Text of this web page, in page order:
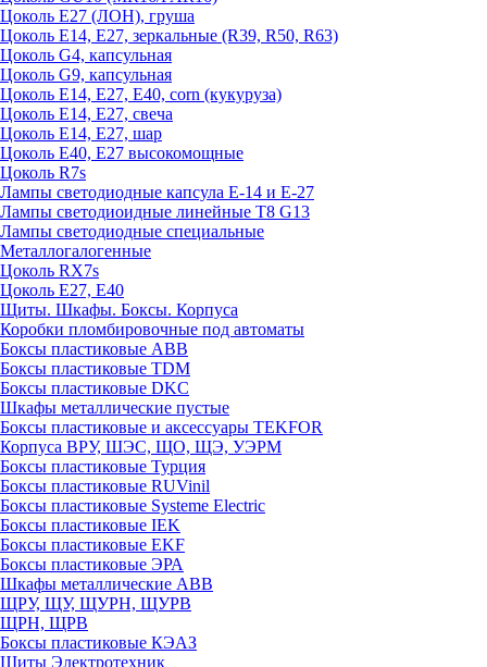
Цоколь Е27 (ЛОН), груша
Цоколь Е14, Е27, зеркальные (R39, R50, R63)
Цоколь G4, капсульная
Цоколь G9, капсульная
Цоколь Е14, Е27, Е40, corn (кукуруза)
Цоколь Е14, Е27, свеча
Цоколь Е14, Е27, шар
Цоколь Е40, Е27 высокомощные
Цоколь R7s
Лампы светодиодные капсула Е-14 и Е-27
Лампы светодиоидные линейные T8 G13
Лампы светодиодные специальные
Металлогалогенные
Цоколь RX7s
Цоколь Е27, E40
Щиты. Шкафы. Боксы. Корпуса
Коробки пломбировочные под автоматы
Боксы пластиковые ABB
Боксы пластиковые TDM
Боксы пластиковые DKC
Шкафы металлические пустые
Боксы пластиковые и аксессуары TEKFOR
Корпуса ВРУ, ШЭС, ЩО, ЩЭ, УЭРМ
Боксы пластиковые Турция
Боксы пластиковые RUVinil
Боксы пластиковые Systeme Electric
Боксы пластиковые IEK
Боксы пластиковые EKF
Боксы пластиковые ЭРА
Шкафы металлические ABB
ЩРУ, ЩУ, ЩУРН, ЩУРВ
ЩРН, ЩРВ
Боксы пластиковые КЭАЗ
Щиты Электротехник